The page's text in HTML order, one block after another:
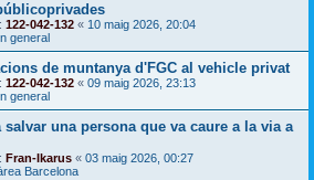
122-042-132 « 10 maig 2026, 20:04
general
de muntanya d'FGC al vehicle privat
122-042-132 « 09 maig 2026, 23:13
general
salvar una persona que va caure a la via a
Fran-Ikarus « 03 maig 2026, 00:27
Barcelona